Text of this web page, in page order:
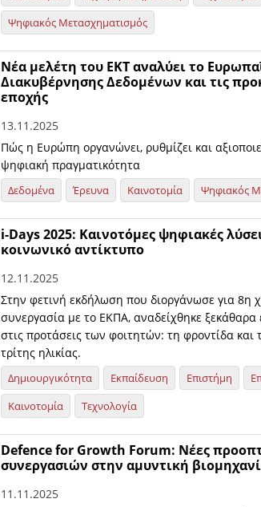
Ψηφιακός Μετασχηματισμός
Νέα μελέτη του ΕΚΤ αναλύει το
Διακυβέρνησης Δεδομένων και τις
εποχής
13.11.2025
Πώς η Ευρώπη οργανώνει, ρυθμίζει και
ψηφιακή πραγματικότητα
Δεδομένα Έρευνα Καινοτομία Ψηφιακός
i-Days 2025: Καινοτόμες ψηφιακές
κοινωνικό αντίκτυπο
12.11.2025
Στην φετινή εκδήλωση που διοργάνωσε για 8η
συνεργασία με το ΕΚΠΑ, αναδείχθηκε
στις προτάσεις των φοιτητών: τη φροντίδα
τρίτης ηλικίας.
Δημιουργικότητα Εκπαίδευση Επιστήμη
Καινοτομία
Τεχνολογία
Defence for Growth Forum: Νέες
συνεργασιών στην αμυντική
11.11.2025